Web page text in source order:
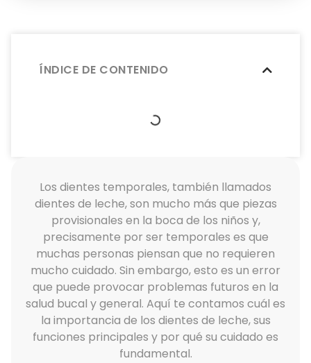
ÍNDICE DE CONTENIDO
Los dientes temporales, también llamados
dientes de leche, son mucho más que piezas
provisionales en la boca de los niños y,
precisamente por ser temporales es que
muchas personas piensan que no requieren
mucho cuidado. Sin embargo, esto es un error
que puede provocar problemas futuros en la
salud bucal y general. Aquí te contamos cuál es
la importancia de los dientes de leche, sus
funciones principales y por qué su cuidado es
fundamental.